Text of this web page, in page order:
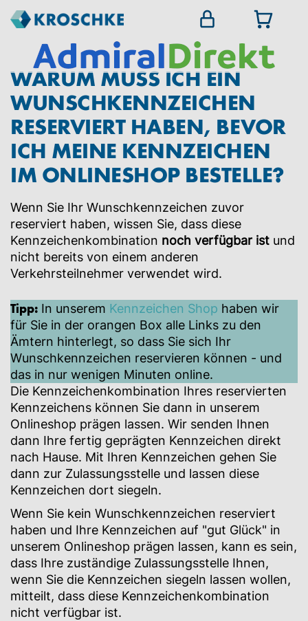
WARUM MUSS ICH EIN
WUNSCHKENNZEICHEN
RESERVIERT HABEN, BEVOR
ICH MEINE KENNZEICHEN
IM ONLINESHOP BESTELLE?
Wenn Sie Ihr Wunschkennzeichen zuvor
reserviert haben, wissen Sie, dass diese
Kennzeichenkombination noch verfügbar ist und
nicht bereits von einem anderen
Verkehrsteilnehmer verwendet wird.
Tipp: In unserem Kennzeichen Shop haben wir
für Sie in der orangen Box alle Links zu den
Ämtern hinterlegt, so dass Sie sich Ihr
Wunschkennzeichen reservieren können - und
das in nur wenigen Minuten online.
Die Kennzeichenkombination Ihres reservierten
Kennzeichens können Sie dann in unserem
Onlineshop prägen lassen. Wir senden Ihnen
dann Ihre fertig geprägten Kennzeichen direkt
nach Hause. Mit Ihren Kennzeichen gehen Sie
dann zur Zulassungsstelle und lassen diese
Kennzeichen dort siegeln.
Wenn Sie kein Wunschkennzeichen reserviert
haben und Ihre Kennzeichen auf "gut Glück" in
unserem Onlineshop prägen lassen, kann es sein,
dass Ihre zuständige Zulassungsstelle Ihnen,
wenn Sie die Kennzeichen siegeln lassen wollen,
mitteilt, dass diese Kennzeichenkombination
nicht verfügbar ist.